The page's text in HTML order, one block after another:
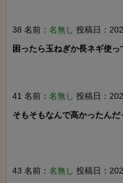
38 名前： 名無し 投稿日：
困ったら玉ねぎか長ネギ使っ
41 名前： 名無し 投稿日：
そもそもなんで高かったんだ
43 名前： 名無し 投稿日：